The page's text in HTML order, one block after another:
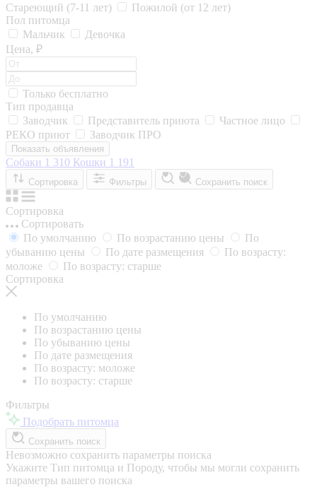
Стареющий (7-11 лет)
Пожилой (от 12 лет)
Пол питомца
Мальчик
Девочка
Цена, ₽
Только бесплатно
Тип продавца
Заводчик
Представитель приюта
Частное лицо
РЕКО приют
Заводчик ПРО
Показать объявления
Собаки 1 310 Кошки 1 191
Сортировка Фильтры Сохранить поиск
Сортировка
Сортировать
По умолчанию
По возрастанию цены
По
убыванию цены
По дате размещения
По возрасту:
моложе
По возрасту: старше
Сортировка
По умолчанию
По возрастанию цены
По убыванию цены
По дате размещения
По возрасту: моложе
По возрасту: старше
Фильтры
Подобрать питомца
Сохранить поиск
Невозможно сохранить параметры поиска
Укажите Тип питомца и Породу, чтобы мы могли сохранить
параметры вашего поиска